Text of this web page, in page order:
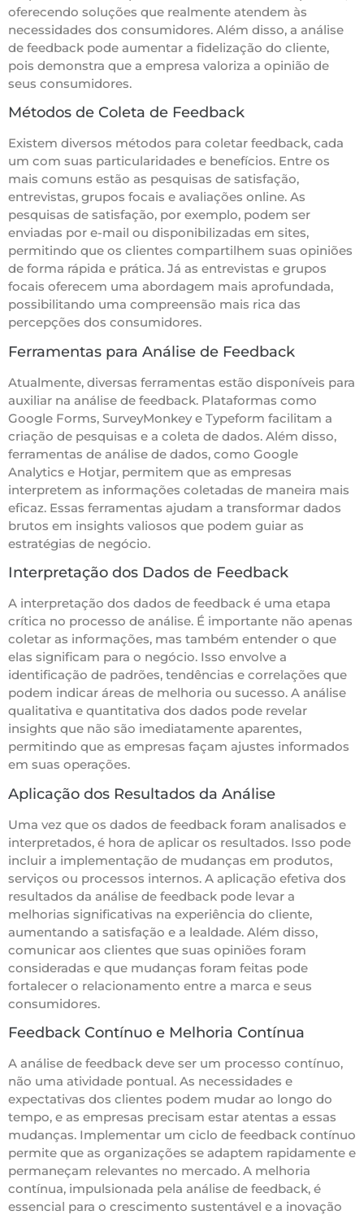
oferecendo soluções que realmente atendem às
necessidades dos consumidores. Além disso, a análise
de feedback pode aumentar a fidelização do cliente,
pois demonstra que a empresa valoriza a opinião de
seus consumidores.
Métodos de Coleta de Feedback
Existem diversos métodos para coletar feedback, cada
um com suas particularidades e benefícios. Entre os
mais comuns estão as pesquisas de satisfação,
entrevistas, grupos focais e avaliações online. As
pesquisas de satisfação, por exemplo, podem ser
enviadas por e-mail ou disponibilizadas em sites,
permitindo que os clientes compartilhem suas opiniões
de forma rápida e prática. Já as entrevistas e grupos
focais oferecem uma abordagem mais aprofundada,
possibilitando uma compreensão mais rica das
percepções dos consumidores.
Ferramentas para Análise de Feedback
Atualmente, diversas ferramentas estão disponíveis para
auxiliar na análise de feedback. Plataformas como
Google Forms, SurveyMonkey e Typeform facilitam a
criação de pesquisas e a coleta de dados. Além disso,
ferramentas de análise de dados, como Google
Analytics e Hotjar, permitem que as empresas
interpretem as informações coletadas de maneira mais
eficaz. Essas ferramentas ajudam a transformar dados
brutos em insights valiosos que podem guiar as
estratégias de negócio.
Interpretação dos Dados de Feedback
A interpretação dos dados de feedback é uma etapa
crítica no processo de análise. É importante não apenas
coletar as informações, mas também entender o que
elas significam para o negócio. Isso envolve a
identificação de padrões, tendências e correlações que
podem indicar áreas de melhoria ou sucesso. A análise
qualitativa e quantitativa dos dados pode revelar
insights que não são imediatamente aparentes,
permitindo que as empresas façam ajustes informados
em suas operações.
Aplicação dos Resultados da Análise
Uma vez que os dados de feedback foram analisados e
interpretados, é hora de aplicar os resultados. Isso pode
incluir a implementação de mudanças em produtos,
serviços ou processos internos. A aplicação efetiva dos
resultados da análise de feedback pode levar a
melhorias significativas na experiência do cliente,
aumentando a satisfação e a lealdade. Além disso,
comunicar aos clientes que suas opiniões foram
consideradas e que mudanças foram feitas pode
fortalecer o relacionamento entre a marca e seus
consumidores.
Feedback Contínuo e Melhoria Contínua
A análise de feedback deve ser um processo contínuo,
não uma atividade pontual. As necessidades e
expectativas dos clientes podem mudar ao longo do
tempo, e as empresas precisam estar atentas a essas
mudanças. Implementar um ciclo de feedback contínuo
permite que as organizações se adaptem rapidamente e
permaneçam relevantes no mercado. A melhoria
contínua, impulsionada pela análise de feedback, é
essencial para o crescimento sustentável e a inovação